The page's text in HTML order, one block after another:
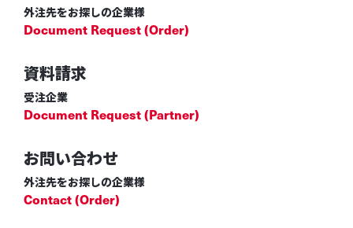
外注先をお探しの企業様
Document Request (Order)
お問い合わせ
外注先をお探しの企業様
Contact (Order)
資料請求
受注企業
Document Request (Partner)